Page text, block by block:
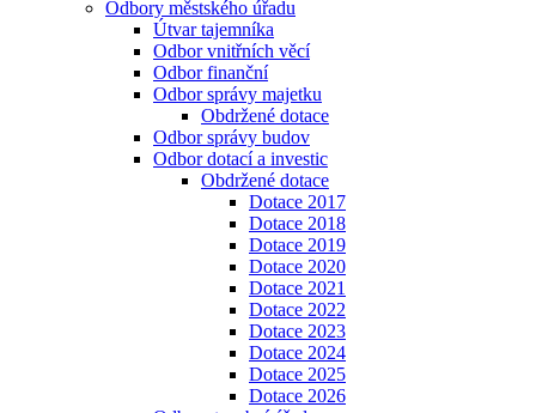
Odbory městského úřadu
Útvar tajemníka
Odbor vnitřních věcí
Odbor finanční
Odbor správy majetku
Obdržené dotace
Odbor správy budov
Odbor dotací a investic
Obdržené dotace
Dotace 2017
Dotace 2018
Dotace 2019
Dotace 2020
Dotace 2021
Dotace 2022
Dotace 2023
Dotace 2024
Dotace 2025
Dotace 2026